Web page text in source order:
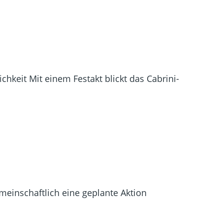
Mit einem Festakt blickt das Cabrini-
eine geplante Aktion